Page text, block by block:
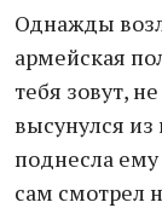
Однажды
армейская
тебя зовут,
высунулся
поднесла
сам смотрел